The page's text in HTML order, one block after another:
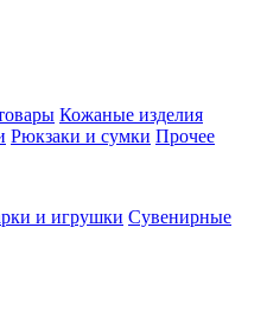
Кожаные изделия
Рюкзаки и сумки Прочее
и игрушки Сувенирные